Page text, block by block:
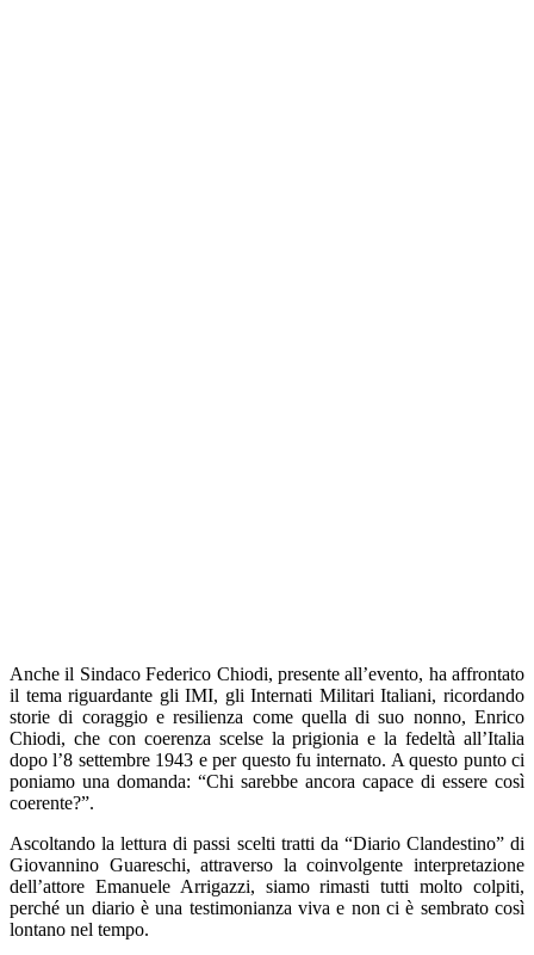
Anche il Sindaco Federico Chiodi, presente all’evento, ha affrontato
il tema riguardante gli IMI, gli Internati Militari Italiani, ricordando
storie di coraggio e resilienza come quella di suo nonno, Enrico
Chiodi, che con coerenza scelse la prigionia e la fedeltà all’Italia
dopo l’8 settembre 1943 e per questo fu internato. A questo punto ci
poniamo una domanda: “Chi sarebbe ancora capace di essere così
coerente?”.
Ascoltando la lettura di passi scelti tratti da “Diario Clandestino” di
Giovannino Guareschi, attraverso la coinvolgente interpretazione
dell’attore Emanuele Arrigazzi, siamo rimasti tutti molto colpiti,
perché un diario è una testimonianza viva e non ci è sembrato così
lontano nel tempo.